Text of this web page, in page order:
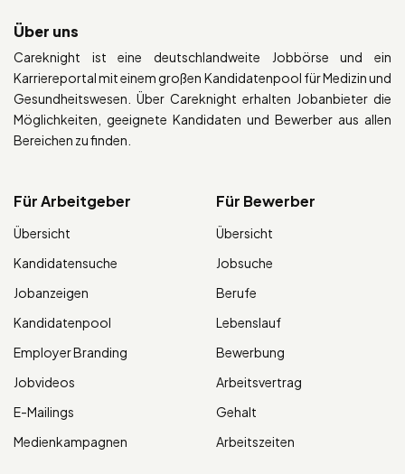
Über uns
Careknight ist eine deutschlandweite Jobbörse und ein
Karriereportal mit einem großen Kandidatenpool für Medizin und
Gesundheitswesen. Über Careknight erhalten Jobanbieter die
Möglichkeiten, geeignete Kandidaten und Bewerber aus allen
Bereichen zu finden.
Für Arbeitgeber
Übersicht
Kandidatensuche
Jobanzeigen
Kandidatenpool
Employer Branding
Jobvideos
E-Mailings
Medienkampagnen
Für Bewerber
Übersicht
Jobsuche
Berufe
Lebenslauf
Bewerbung
Arbeitsvertrag
Gehalt
Arbeitszeiten